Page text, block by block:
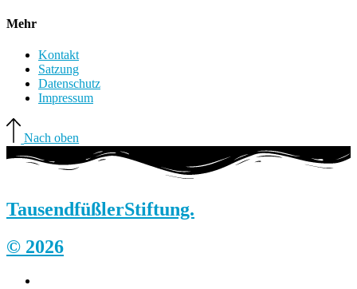
Mehr
Kontakt
Satzung
Datenschutz
Impressum
Nach oben
TausendfüßlerStiftung.
© 2026